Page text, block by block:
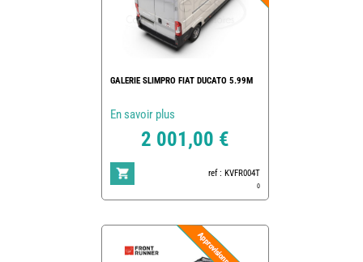
GALERIE SLIMPRO FIAT DUCATO 5.99M
En savoir plus
2 001,00 €
ref : KVFR004T
0